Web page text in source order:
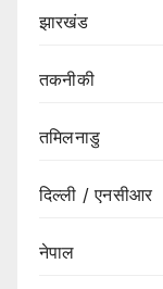
झारखंड
तकनीकी
तमिलनाडु
दिल्ली / एनसीआर
नेपाल